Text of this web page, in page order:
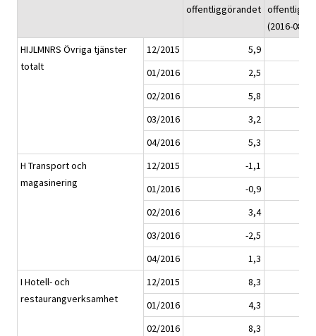
offentliggörandet
(2016-08-
HIJLMNRS Övriga tjänster
totalt
12/2015
5,9
01/2016
2,5
02/2016
5,8
03/2016
3,2
04/2016
5,3
H Transport och
magasinering
12/2015
-1,1
01/2016
-0,9
02/2016
3,4
03/2016
-2,5
04/2016
1,3
I Hotell- och
restaurangverksamhet
12/2015
8,3
01/2016
4,3
02/2016
8,3